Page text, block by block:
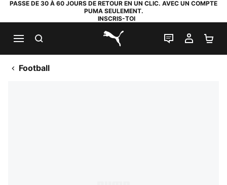
PASSE DE 30 À 60 JOURS DE RETOUR EN UN CLIC. AVEC UN COMPTE
PUMA SEULEMENT.
INSCRIS-TOI
PUMA.com
LIVE CHAT
MON
Football